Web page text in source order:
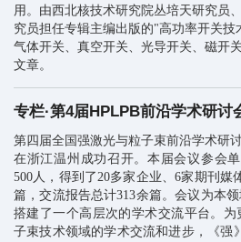
用。 由西北核技术研究院丛培天研究员
究员担任专辑主编出版的"高功率开关技
气体开关、真空开关、光导开关、磁开
文章。
专栏·第4届HPLPB前沿学术研讨
第四届全国强激光与粒子束前沿学术研
在浙江温州成功召开。本届会议参会
500人，得到了20多家企业、6家期刊媒
篇，交流报告总计313余篇。会议为本
搭建了一个高层次的学术交流平台。 为
子束技术领域的学术交流和进步，《强